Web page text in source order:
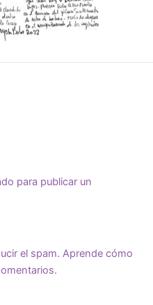
para publicar un
el spam. Aprende cómo